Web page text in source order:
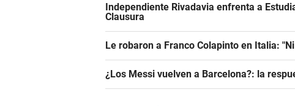
Independiente Rivadavia enfrenta a
Clausura
Le robaron a Franco Colapinto en Italia:
¿Los Messi vuelven a Barcelona?: la